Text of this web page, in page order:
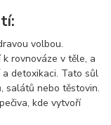
volbou.
rovnováze v těle, a
detoxikaci. Tato sůl
salátů nebo těstovin.
kde vytvoří